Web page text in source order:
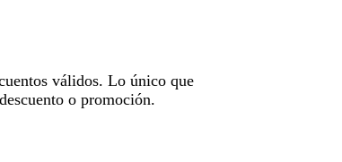
válidos. Lo único que
o promoción.